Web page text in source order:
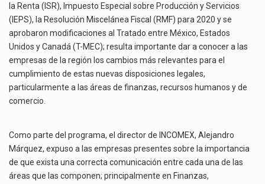
la Renta (ISR), Impuesto Especial sobre Producción y Servicios
(IEPS), la Resolución Miscelánea Fiscal (RMF) para 2020 y se
aprobaron modificaciones al Tratado entre México, Estados
Unidos y Canadá (T-MEC); resulta importante dar a conocer a las
empresas de la región los cambios más relevantes para el
cumplimiento de estas nuevas disposiciones legales,
particularmente a las áreas de finanzas, recursos humanos y de
comercio.
Como parte del programa, el director de INCOMEX, Alejandro
Márquez, expuso a las empresas presentes sobre la importancia
de que exista una correcta comunicación entre cada una de las
áreas que las componen; principalmente en Finanzas,